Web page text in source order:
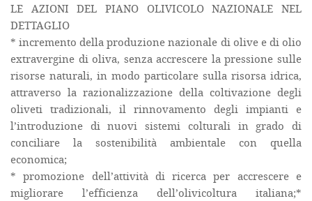
LE AZIONI DEL PIANO OLIVICOLO NAZIONALE NEL
DETTAGLIO
* incremento della produzione nazionale di olive e di olio
extravergine di oliva, senza accrescere la pressione sulle
risorse naturali, in modo particolare sulla risorsa idrica,
attraverso la razionalizzazione della coltivazione degli
oliveti tradizionali, il rinnovamento degli impianti e
l’introduzione di nuovi sistemi colturali in grado di
conciliare la sostenibilità ambientale con quella
economica;
* promozione dell’attività di ricerca per accrescere e
migliorare l’efficienza dell’olivicoltura italiana;*